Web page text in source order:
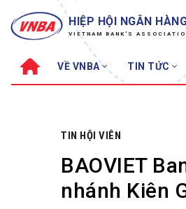
HIỆP HỘI NGÂN
VIETNAM BANK'S
VỀ VNBA TIN TỨC
Sơ đồ tổ chức
Hội đồng Hiệp hội
Cơ quan Thường trực
TIN HỘI VIÊN
BAOVIET
nhánh Kiên